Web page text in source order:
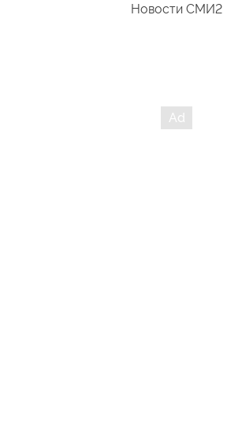
Новости СМИ2